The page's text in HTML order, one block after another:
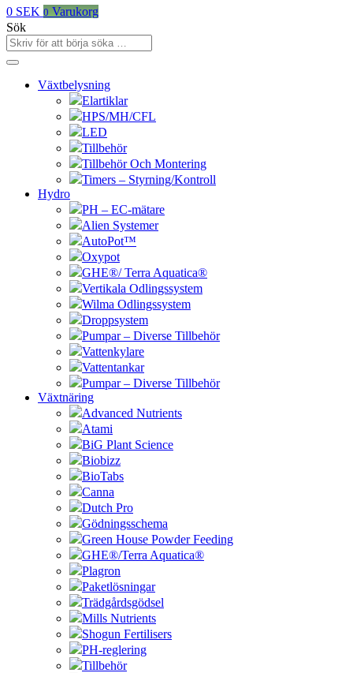
0 SEK 0 Varukorg
Sök
Växtbelysning
Elartiklar
HPS/MH/CFL
LED
Tillbehör
Tillbehör Och Montering
Timers – Styrning/Kontroll
Hydro
PH – EC-mätare
Alien Systemer
AutoPot™
Oxypot
GHE®/ Terra Aquatica®
Vertikala Odlingssystem
Wilma Odlingssystem
Droppsystem
Pumpar – Diverse Tillbehör
Vattenkylare
Vattentankar
Pumpar – Diverse Tillbehör
Växtnäring
Advanced Nutrients
Atami
BiG Plant Science
Biobizz
BioTabs
Canna
Dutch Pro
Gödningsschema
Green House Powder Feeding
GHE®/Terra Aquatica®
Plagron
Paketlösningar
Trädgårdsgödsel
Mills Nutrients
Shogun Fertilisers
PH-reglering
Tillbehör